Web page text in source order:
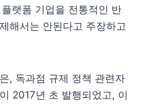
랫폼 기업을 전통적인 반
해서는 안된다고 주장하고
, 독과점 규제 정책 관련자
2017년 초 발행되었고, 이